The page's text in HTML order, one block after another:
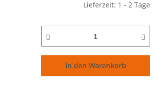
Lieferzeit: 1 - 2 Tage
In den Warenkorb